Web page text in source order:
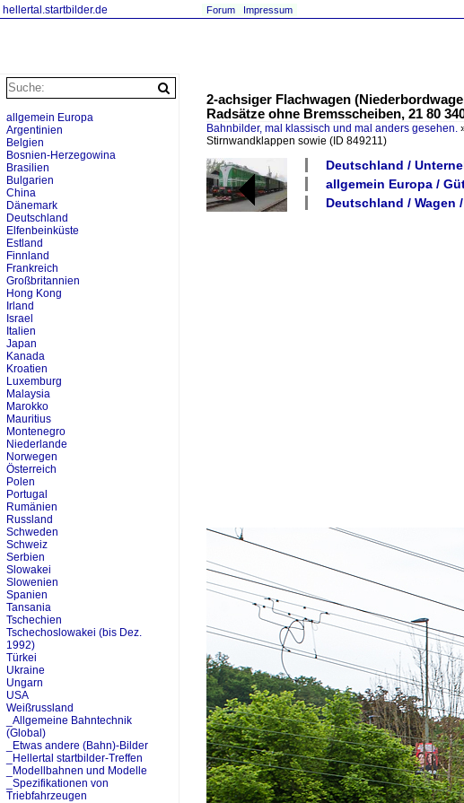
hellertal.startbilder.de Forum Impressum
2-achsiger Flachwagen
Radsätze ohne Bremsscheiben, 21 80
Bahnbilder, mal klassisch und mal anders gesehen.
Stirnwandklappen sowie (ID 849211)
Deutschland /
allgemein Europa /
Deutschland / Wagen
allgemein Europa
Argentinien
Belgien
Bosnien-Herzegowina
Brasilien
Bulgarien
China
Dänemark
Deutschland
Elfenbeinküste
Estland
Finnland
Frankreich
Großbritannien
Hong Kong
Irland
Israel
Italien
Japan
Kanada
Kroatien
Luxemburg
Malaysia
Marokko
Mauritius
Montenegro
Niederlande
Norwegen
Österreich
Polen
Portugal
Rumänien
Russland
Schweden
Schweiz
Serbien
Slowakei
Slowenien
Spanien
Tansania
Tschechien
Tschechoslowakei (bis Dez.
1992)
Türkei
Ukraine
Ungarn
USA
Weißrussland
_Allgemeine Bahntechnik
(Global)
_Etwas andere (Bahn)-Bilder
_Hellertal startbilder-Treffen
_Modellbahnen und Modelle
_Spezifikationen von
Triebfahrzeugen